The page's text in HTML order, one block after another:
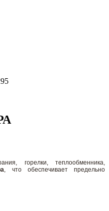
горелки, теплообменника,
, что обеспечивает предельно